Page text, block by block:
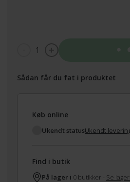
1
Sådan får du fat i produktet
Køb online
Ukendt statusUkendt
Find i butik
På lager i 0 butikker - Se